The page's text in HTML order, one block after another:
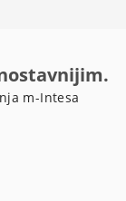
m-Intesa